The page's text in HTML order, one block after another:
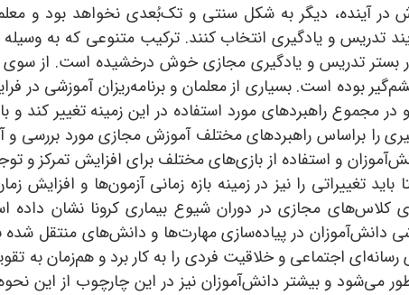
آینده، دیگر به شکل سنتی و تک‌بُعدی نخواهد بود و
تدریس و یادگیری انتخاب کنند. ترکیب متنوعی که به
بستر تدریس و یادگیری مجازی خوش درخشیده است. از سوی
بوده است. بسیاری از معلمان و برنامه‌ریزان آموزشی در
مجموع راهبردهای مورد استفاده در این زمینه تغییر کند و
را براساس راهبردهای مختلف آموزش مجازی مورد بررسی
و استفاده از بازی‌های مختلف برای افزایش تمرکز و
تغییراتی را نیز در زمینه بازه زمانی آزمون‌ها و افزایش
کلاس‌های مجازی در دوران شیوع بیماری کرونا نشان داده
دانش‌آموزان در پیاده‌سازی مهارت‌ها و دانش‌های منتقل شده
رسانه‌ای اجتماعی و خلاقیت فردی را به کار برد و هم‌زمان
می‌شود و بیشتر دانش‌آموزان نیز در این چارچوب از این نحوه